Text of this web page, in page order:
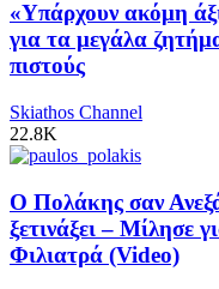
«Υπάρχουν ακόμη
για τα μεγάλα
πιστούς
Skiathos Channel
22.8K
Ο Πολάκης σαν
ξετινάξει – Μίλησε
Φιλιατρά (Video)